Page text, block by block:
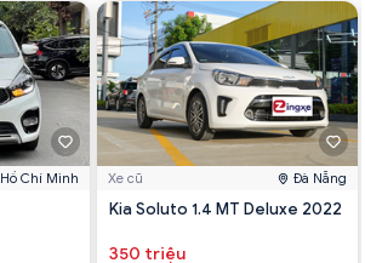
Hồ Chí Minh Xe cũ Đà Nẵng
Kia Soluto 1.4 MT Deluxe 2022
350 triệu